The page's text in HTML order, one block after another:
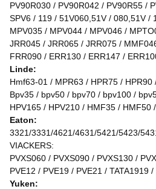
PV90R030 / PV90R042 / PV90R55 /
SPV6 / 119 / 51V060,51V / 080,51V
MPV035 / MPV044 / MPV046 /
JRR045 / JRR065 / JRR075 /
FRR090 / ERR130 / ERR147 /
Linde:
Hmf63-01 / MPR63 / HPR75 /
Bpv35 / bpv50 / bpv70 / bpv100 /
HPV165 / HPV210 / HMF35 /
Eaton:
3321/3331/4621/4631/5421/5423/
VIACKERS:
PVXS060 / PVXS090 / PVXS130 /
PVE12 / PVE19 / PVE21 / TATA1919
Yuken: